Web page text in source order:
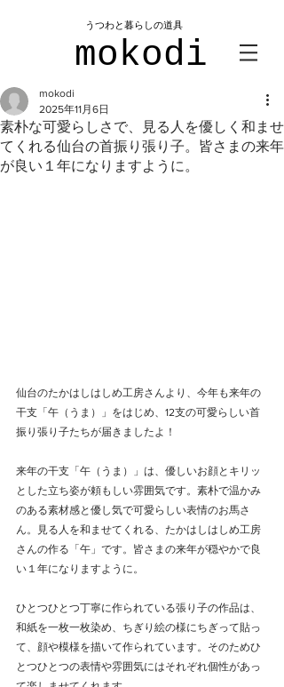
mokodi
​うつわと暮らしの道具
素朴な可愛らしさで、見る人を優しく和ませ
てくれる仙台の首振り張り子。皆さまの来年
が良い１年になりますように。
mokodi
2025年11月6日
仙台のたかはしはしめ工房さんより、今年も来年の
干支「午（うま）」をはじめ、12支の可愛らしい首
振り張り子たちが届きましたよ！
来年の干支「午（うま）」は、優しいお顔とキリッ
とした立ち姿が頼もしい雰囲気です。素朴で温かみ
のある素材感と優し気で可愛らしい表情のお馬さ
ん。見る人を和ませてくれる、たかはしはしめ工房
さんの作る「午」です。皆さまの来年が穏やかで良
い１年になりますように。
ひとつひとつ丁寧に作られている張り子の作品は、
和紙を一枚一枚染め、ちぎり絵の様にちぎって貼っ
て、顔や模様を描いて作られています。そのためひ
とつひとつの表情や雰囲気にはそれぞれ個性があっ